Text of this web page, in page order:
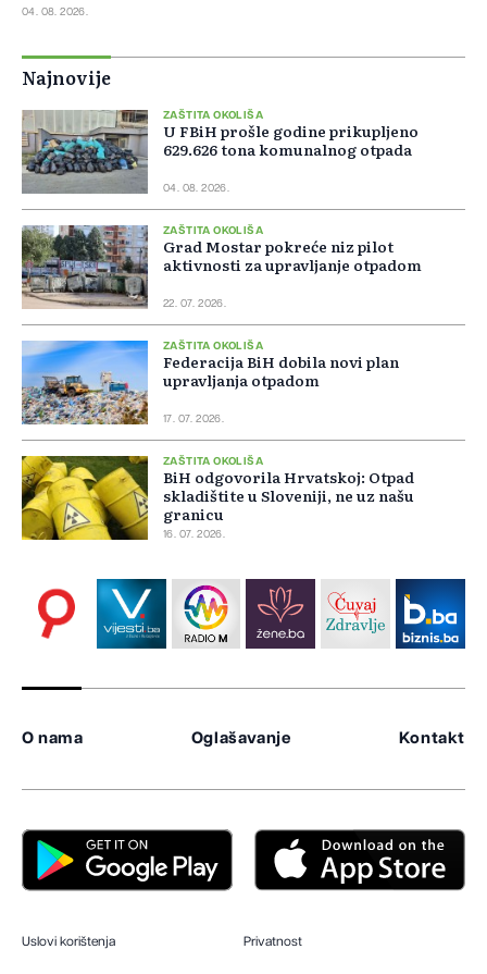
04. 08. 2026.
Najnovije
ZAŠTITA OKOLIŠA
U FBiH prošle godine prikupljeno
629.626 tona komunalnog otpada
04. 08. 2026.
ZAŠTITA OKOLIŠA
Grad Mostar pokreće niz pilot
aktivnosti za upravljanje otpadom
22. 07. 2026.
ZAŠTITA OKOLIŠA
Federacija BiH dobila novi plan
upravljanja otpadom
17. 07. 2026.
ZAŠTITA OKOLIŠA
BiH odgovorila Hrvatskoj: Otpad
skladištite u Sloveniji, ne uz našu
granicu
16. 07. 2026.
O nama Oglašavanje Kontakt
Uslovi korištenja Privatnost